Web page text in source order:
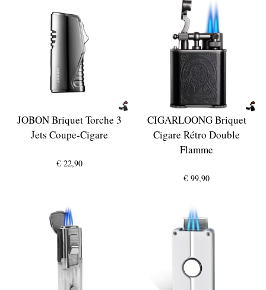
JOBON Briquet Torche 3
Jets Coupe-Cigare
€ 22,90
CIGARLOONG Briquet
Cigare Rétro Double
Flamme
€ 99,90